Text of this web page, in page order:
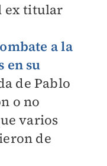
ex titular
a la
en su
de Pablo
o no
varios
de